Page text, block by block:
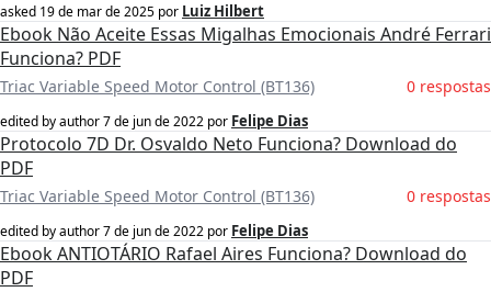
asked 19 de mar de 2025 por Luiz Hilbert
Ebook Não Aceite Essas Migalhas Emocionais André Ferrari
Funciona? PDF
Triac Variable Speed Motor Control (BT136) 0 respostas
edited by author7 de jun de 2022 por Felipe Dias
Protocolo 7D Dr. Osvaldo Neto Funciona? Download do
PDF
Triac Variable Speed Motor Control (BT136) 0 respostas
edited by author7 de jun de 2022 por Felipe Dias
Ebook ANTIOTÁRIO Rafael Aires Funciona? Download do
PDF